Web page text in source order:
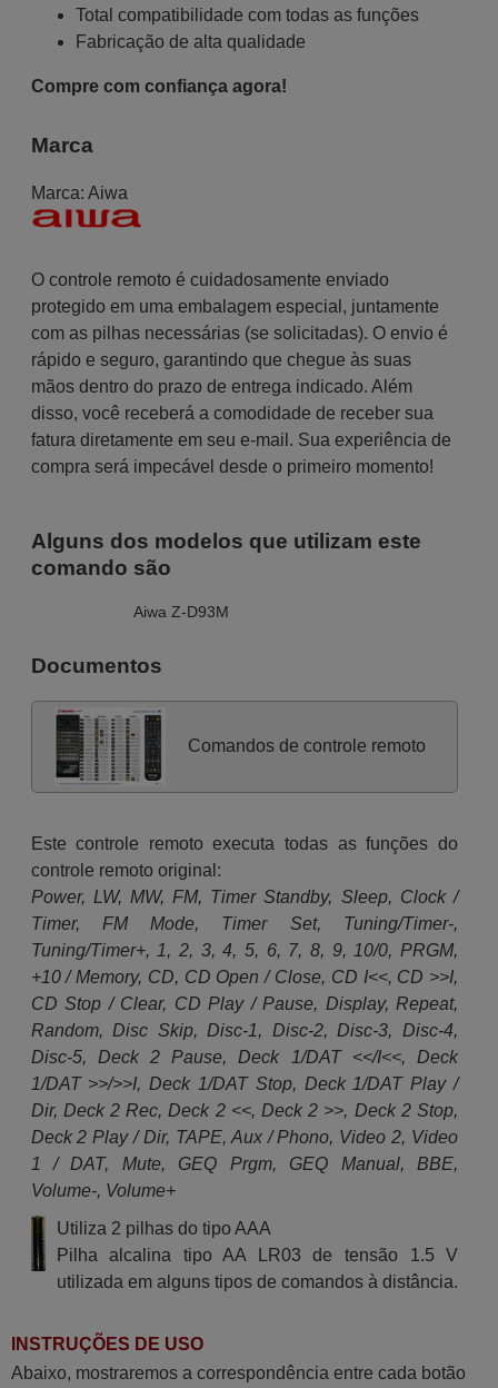
Total compatibilidade com todas as funções
Fabricação de alta qualidade
Compre com confiança agora!
Marca
Marca: Aiwa
O controle remoto é cuidadosamente enviado
protegido em uma embalagem especial, juntamente
com as pilhas necessárias (se solicitadas). O envio é
rápido e seguro, garantindo que chegue às suas
mãos dentro do prazo de entrega indicado. Além
disso, você receberá a comodidade de receber sua
fatura diretamente em seu e-mail. Sua experiência de
compra será impecável desde o primeiro momento!
Alguns dos modelos que utilizam este
comando são
Aiwa Z-D93M
Documentos
Comandos de controle remoto
Este controle remoto executa todas as funções do
controle remoto original:
Power, LW, MW, FM, Timer Standby, Sleep, Clock /
Timer, FM Mode, Timer Set, Tuning/Timer-,
Tuning/Timer+, 1, 2, 3, 4, 5, 6, 7, 8, 9, 10/0, PRGM,
+10 / Memory, CD, CD Open / Close, CD I<<, CD >>I,
CD Stop / Clear, CD Play / Pause, Display, Repeat,
Random, Disc Skip, Disc-1, Disc-2, Disc-3, Disc-4,
Disc-5, Deck 2 Pause, Deck 1/DAT <</I<<, Deck
1/DAT >>/>>I, Deck 1/DAT Stop, Deck 1/DAT Play /
Dir, Deck 2 Rec, Deck 2 <<, Deck 2 >>, Deck 2 Stop,
Deck 2 Play / Dir, TAPE, Aux / Phono, Video 2, Video
1 / DAT, Mute, GEQ Prgm, GEQ Manual, BBE,
Volume-, Volume+
Utiliza 2 pilhas do tipo AAA
Pilha alcalina tipo AA LR03 de tensão 1.5 V
utilizada em alguns tipos de comandos à distância.
INSTRUÇÕES DE USO
Abaixo, mostraremos a correspondência entre cada botão